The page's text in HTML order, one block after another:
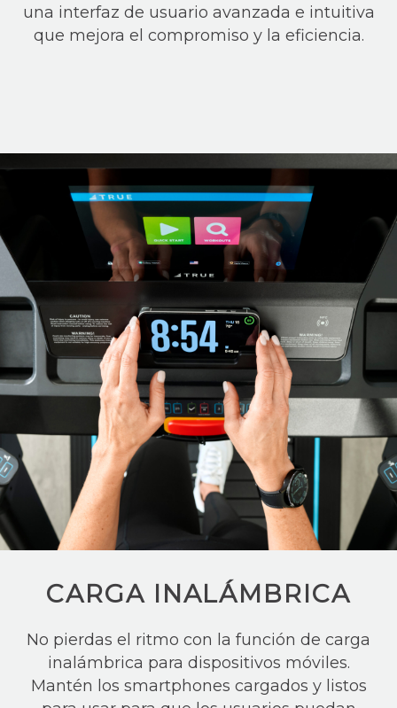
una interfaz de usuario avanzada e intuitiva
que mejora el compromiso y la eficiencia.
CARGA INALÁMBRICA
No pierdas el ritmo con la función de carga
inalámbrica para dispositivos móviles.
Mantén los smartphones cargados y listos